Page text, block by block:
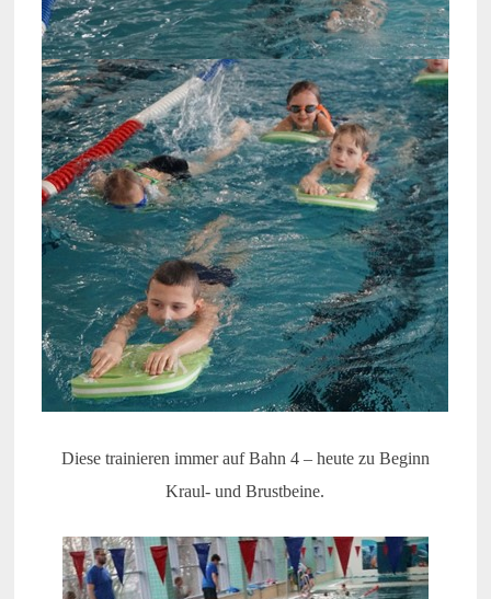
Diese trainieren immer auf Bahn 4 – heute zu Beginn
Kraul- und Brustbeine.